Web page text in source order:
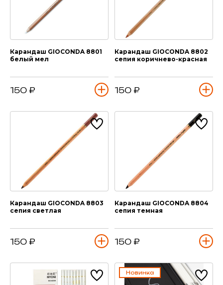
Карандаш GIOCONDA 8801
белый мел
150 ₽
Карандаш GIOCONDA 8802
сепия коричнево-красная
150 ₽
Карандаш GIOCONDA 8803
сепия светлая
150 ₽
Карандаш GIOCONDA 8804
сепия темная
150 ₽
Новинка